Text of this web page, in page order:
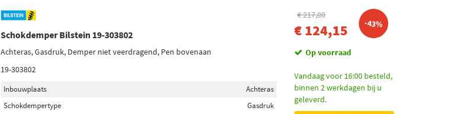
Schokdemper Bilstein 19-303802
Achteras, Gasdruk, Demper niet veerdragend, Pen bovenaan
19-303802
Inbouwplaats
Achteras
Schokdempertype
Gasdruk
€ 217,80
€ 124,15 -43%
Op voorraad
Vandaag voor 16:00 besteld,
binnen 2 werkdagen bij u
geleverd.